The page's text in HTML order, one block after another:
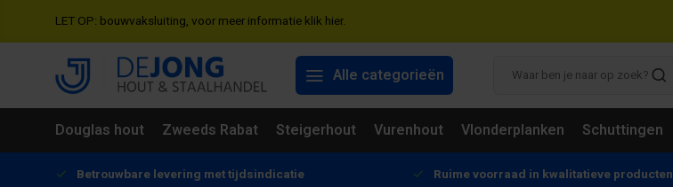
LET OP: bouwvaksluiting, voor meer informatie klik hier.
Alle categorieën
Douglas hout Zweeds Rabat Steigerhout Vurenhout Vlonderplanken Schuttingen
Betrouwbare levering met tijdsindicatie Ruime voorraad in kwalitatieve producten